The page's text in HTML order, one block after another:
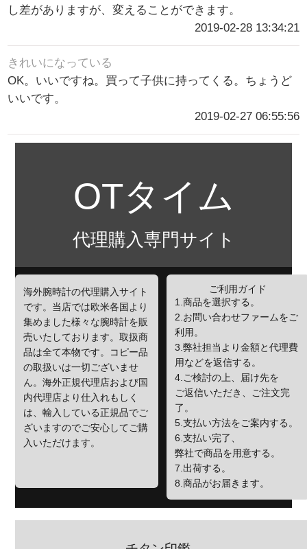
し差がありますが、変えることができます。
2019-02-28 13:34:21
きれいになっている
OK。いいですね。買って子供に持ってくる。ちょうど
いいです。
2019-02-27 06:55:56
OTタイム
代理購入専門サイト
海外腕時計の代理購入サイト
です。当店では欧米各国より
集めました様々な腕時計を販
売いたしております。取扱商
品は全て本物です。コピー品
の取扱いは一切ございませ
ん。海外正規代理店および国
内代理店より仕入れもしく
は、輸入している正規品でご
ざいますのでご安心してご購
入いただけます。
ご利用ガイド
1.商品を選択する。
2.お問い合わせファームをご
利用。
3.弊社担当より金額と代理費
用などを返信する。
4.ご検討の上、届け先を
ご返信いただき、ご注文完
了。
5.支払い方法をご案内する。
6.支払い完了、
弊社で商品を用意する。
7.出荷する。
8.商品がお届きます。